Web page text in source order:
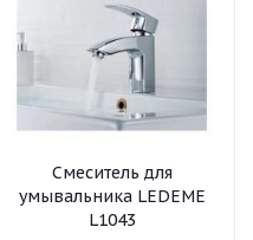
Смеситель для
умывальника LEDEME
L1043